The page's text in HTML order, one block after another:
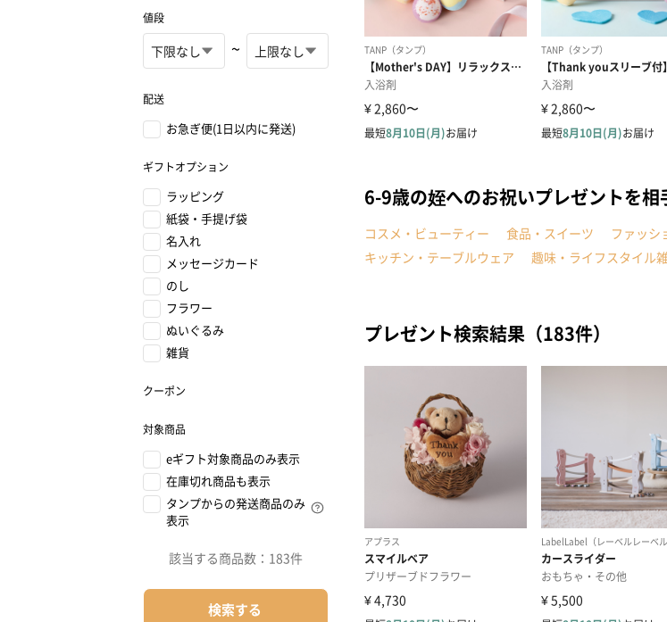
値段
~
配送
お急ぎ便(1日以内に発送)
ギフトオプション
ラッピング
紙袋・手提げ袋
名入れ
メッセージカード
のし
フラワー
ぬいぐるみ
雑貨
クーポン
対象商品
eギフト対象商品のみ表示
在庫切れ商品も表示
タンプからの発送商品のみ
表示
該当する商品数： 183件
検索する
6-9歳の姪へのお祝いプレゼントを
コスメ・ビューティー 食品・スイーツ ファッシ
キッチン・テーブルウェア
趣味・ライフスタイル
プレゼント検索結果（183件）